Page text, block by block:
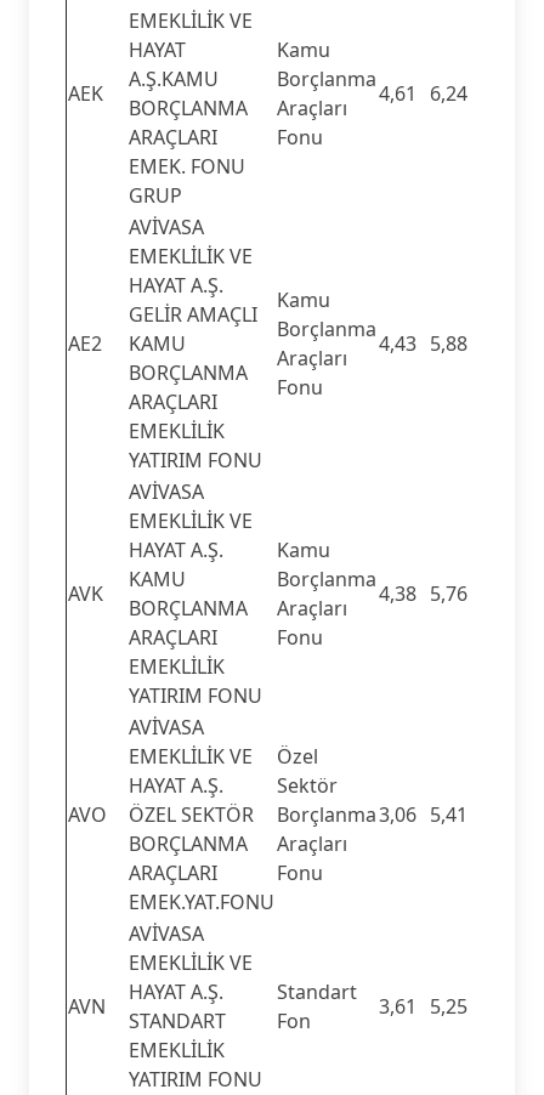
AEK
EMEKLİLİK VE
HAYAT
A.Ş.KAMU
BORÇLANMA
ARAÇLARI
EMEK. FONU
GRUP
Kamu
Borçlanma
Araçları
Fonu
4,61 6,24
AE2
AVİVASA
EMEKLİLİK VE
HAYAT A.Ş.
GELİR AMAÇLI
KAMU
BORÇLANMA
ARAÇLARI
EMEKLİLİK
YATIRIM FONU
Kamu
Borçlanma
Araçları
Fonu
4,43 5,88
AVK
AVİVASA
EMEKLİLİK VE
HAYAT A.Ş.
KAMU
BORÇLANMA
ARAÇLARI
EMEKLİLİK
YATIRIM FONU
Kamu
Borçlanma
Araçları
Fonu
4,38 5,76
AVO
AVİVASA
EMEKLİLİK VE
HAYAT A.Ş.
ÖZEL SEKTÖR
BORÇLANMA
ARAÇLARI
EMEK.YAT.FONU
Özel
Sektör
Borçlanma
Araçları
Fonu
3,06 5,41
AVN
AVİVASA
EMEKLİLİK VE
HAYAT A.Ş.
STANDART
EMEKLİLİK
YATIRIM FONU
Standart
Fon
3,61 5,25